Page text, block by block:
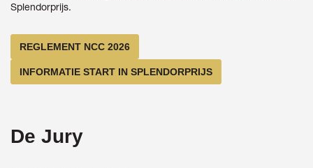
Splendorprijs.
REGLEMENT NCC 2026
INFORMATIE START IN SPLENDORPRIJS
De Jury